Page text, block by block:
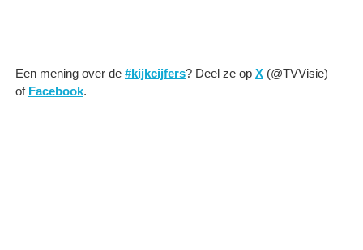
Een mening over de #kijkcijfers? Deel ze op X (@TVVisie)
of Facebook.